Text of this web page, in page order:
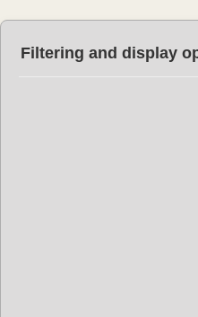
Filtering and display